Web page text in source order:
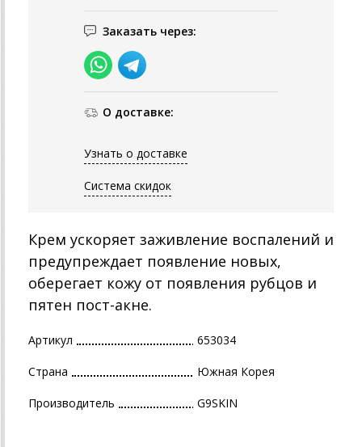
Заказать через:
О доставке:
Узнать о доставке
Система скидок
Крем ускоряет заживление воспалений и
предупреждает появление новых,
оберегает кожу от появления рубцов и
пятен пост-акне.
Артикул 653034
Страна Южная Корея
Производитель G9SKIN